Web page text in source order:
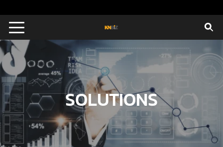
content
STUDIES
US
Search
for:
SOLUTIONS